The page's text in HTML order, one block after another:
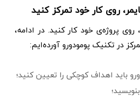
روی پروژه‌ی خود کار کنید. در ادامه،
در تکنیک پومودورو آورده‌ایم:
باید اهداف کوچکی را تعیین کنید؛